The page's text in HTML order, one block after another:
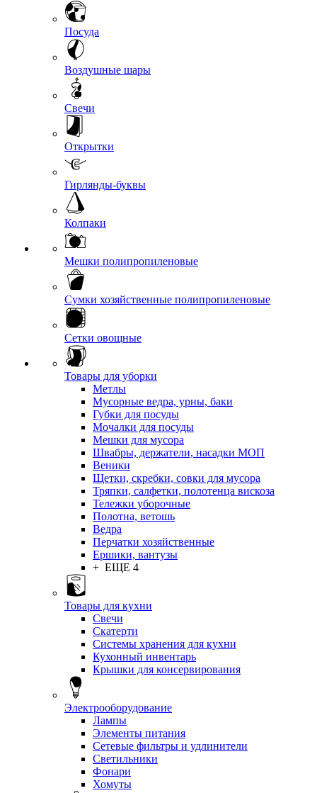
Посуда
Воздушные шары
Свечи
Открытки
Гирлянды-буквы
Колпаки
Мешки полипропиленовые
Сумки хозяйственные полипропиленовые
Сетки овощные
Товары для уборки
Метлы
Мусорные ведра, урны, баки
Губки для посуды
Мочалки для посуды
Мешки для мусора
Швабры, держатели, насадки МОП
Веники
Щетки, скребки, совки для мусора
Тряпки, салфетки, полотенца вискоза
Тележки уборочные
Полотна, ветошь
Ведра
Перчатки хозяйственные
Ершики, вантузы
+ ЕЩЕ 4
Товары для кухни
Свечи
Скатерти
Системы хранения для кухни
Кухонный инвентарь
Крышки для консервирования
Электрооборудование
Лампы
Элементы питания
Сетевые фильтры и удлинители
Светильники
Фонари
Хомуты